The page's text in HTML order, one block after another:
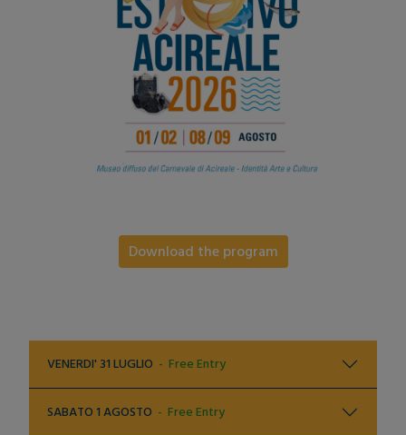
Download the program
VENERDI' 31 LUGLIO - Free Entry
SABATO 1 AGOSTO - Free Entry